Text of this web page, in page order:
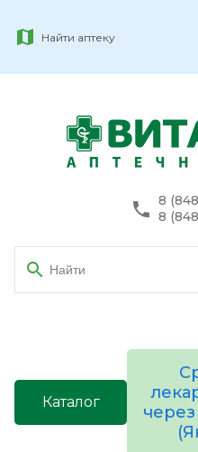
Найти аптеку
8
8
Каталог